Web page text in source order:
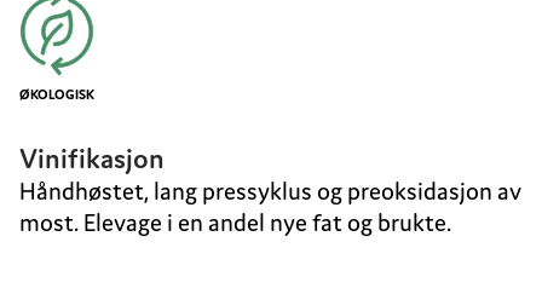
ØKOLOGISK
Vinifikasjon
Håndhøstet, lang pressyklus og preoksidasjon av
most. Elevage i en andel nye fat og brukte.